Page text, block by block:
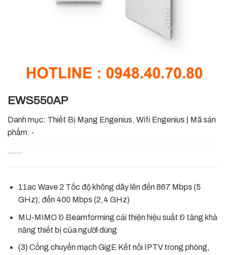
EWS550AP
Danh mục: Thiết Bị Mạng Engenius, Wifi Engenius
Mã sản
phẩm: -
11ac Wave 2 Tốc độ không dây lên đến 867 Mbps (5
GHz); đến 400 Mbps (2,4 GHz)
MU-MIMO & Beamforming cải thiện hiệu suất & tăng khả
năng thiết bị của người dùng
(3) Cổng chuyển mạch GigE Kết nối IPTV trong phòng,